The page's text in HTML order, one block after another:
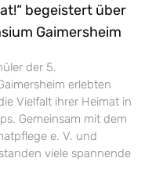
begeistert über
Gaimersheim
der 5.
erlebten
Vielfalt ihrer Heimat in
Gemeinsam mit dem
e. V. und
viele spannende